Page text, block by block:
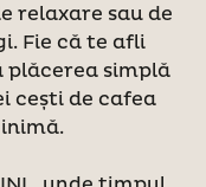
relaxare sau de
Fie că te afli
plăcerea simplă
cești de cafea